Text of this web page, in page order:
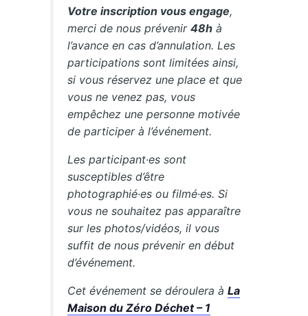
Votre inscription vous engage,
merci de nous prévenir48h à
l’avance en cas d’annulation. Les
participations sont limitées ainsi,
si vous réservez une place et que
vous ne venez pas, vous
empêchez une personne motivée
de participer à l’événement.
Les participant·es sont
susceptibles d’être
photographié·es ou filmé·es. Si
vous ne souhaitez pas apparaître
sur les photos/vidéos, il vous
suffit de nous prévenir en début
d’événement.
Cet événement se déroulera àLa
Maison du Zéro Déchet – 1